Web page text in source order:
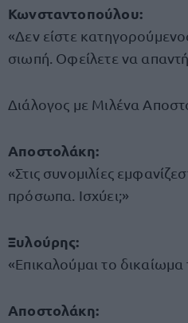
Κωνσταντοπούλου:
«Δεν είστε
σιωπή. Οφείλετε να
Διάλογος με Μιλένα
Αποστολάκη:
«Στις συνομιλίες
πρόσωπα. Ισχύει;»
Ξυλούρης:
«Επικαλούμαι το δικαίωμα
Αποστολάκη: